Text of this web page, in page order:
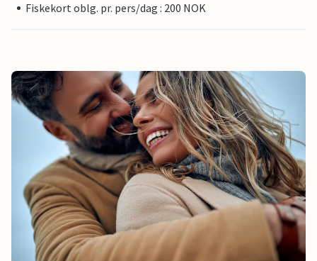
Fiskekort oblg. pr. pers/dag : 200 NOK